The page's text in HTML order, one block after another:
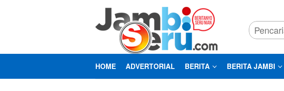
HOME ADVERTORIAL BERITA BERITA JAMBI